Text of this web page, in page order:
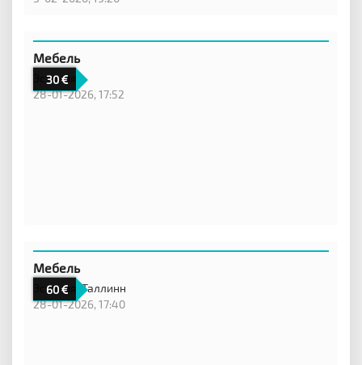
30
Мебель
Эстония,
28-01-2026, 17:52
60
Мебель
Эстония,Таллинн
28-01-2026, 17:40